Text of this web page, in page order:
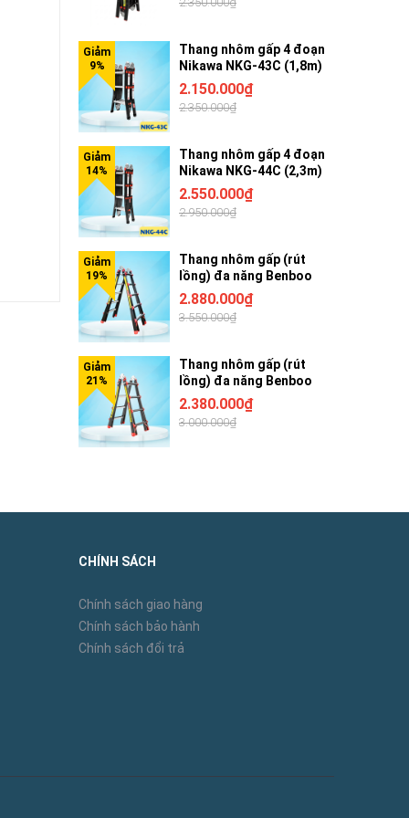
trọng
mẫu
một
Thang nhôm gấp 4 đoạn
Nikawa NKG-43C (1,8m)
2.150.000₫
2.350.000₫
Thang nhôm gấp 4 đoạn
Nikawa NKG-44C (2,3m)
2.550.000₫
2.950.000₫
Thang nhôm gấp (rút
lồng) đa năng Benboo
BB-45G 5 bậc khóa gạt
2.880.000₫
3.550.000₫
Thang nhôm gấp (rút
lồng) đa năng Benboo
BB-44G 4 bậc khóa gạt
2.380.000₫
3.000.000₫
CHÍNH SÁCH
Chính sách giao hàng
Chính sách bảo hành
Chính sách đổi trả